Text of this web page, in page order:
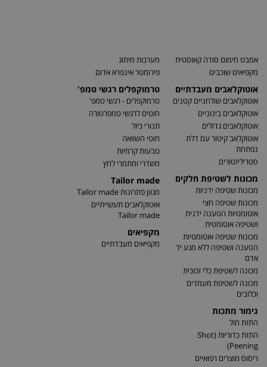
אמבט חימום סודה קאוסטית
מקפיאים שוכבים
אוטוקלאבים מעבדתיים
אוטוקלאבים שולחניים קטנים
אוטוקלאבים בינוניים
אוטוקלאבים גדולים
אוטוקלאב קיטור עם דלת
נפתחת
סטריליזטורים
מכונות לשטיפת חלקים
מכונות שטיפה ידניות
מכונות שטיפה חצי
אוטומטיות הטענה ידנית
ושטיפה אוטומטית
מכונות שטיפה אוטומטיות
הטענה ושטיפה ללא מגע יד
אדם
מכונה לשטיפת כלי זכוכית
מכונה לשטיפת מעמדים
וכלובים
גימור מתכות
התזת חול
התזת כדוריות (Shot
Peening)
ריסוס מוצרים רפואיים
מערכות מיתוג
פירומטר אינפרא אדום
טרמוקפלים רגשי טמפ'
טרמוקפלים - רגשי טמפ'
חוטים לרגשי טמפרטורה
תנורי כיול
חוטי השוואה
טבעות קרמיות
משדרי ומתמרי לחץ
Tailor made
מגוון פתרונות Tailor made
אוטוקלאבים תעשייתיים
Tailor made
מקפיאים
מקפיאים מעבדתיים